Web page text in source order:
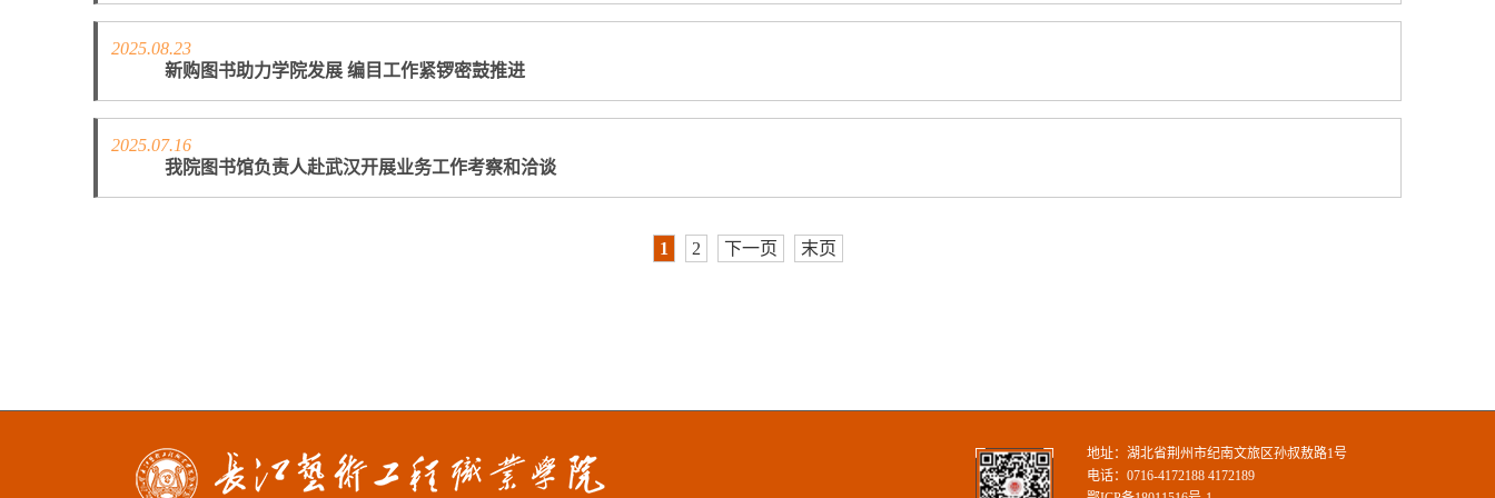
2025.08.23
新购图书助力学院发展 编目工作紧锣密鼓推进
2025.07.16
我院图书馆负责人赴武汉开展业务工作考察和洽谈
1 2 下一页 末页
地址：湖北省荆州市纪南文旅区孙叔敖路1号
电话：0716-4172188 4172189